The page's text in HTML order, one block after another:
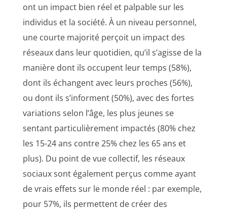
ont un impact bien réel et palpable sur les
individus et la société. À un niveau personnel,
une courte majorité perçoit un impact des
réseaux dans leur quotidien, qu’il s’agisse de la
manière dont ils occupent leur temps (58%),
dont ils échangent avec leurs proches (56%),
ou dont ils s’informent (50%), avec des fortes
variations selon l’âge, les plus jeunes se
sentant particulièrement impactés (80% chez
les 15-24 ans contre 25% chez les 65 ans et
plus). Du point de vue collectif, les réseaux
sociaux sont également perçus comme ayant
de vrais effets sur le monde réel : par exemple,
pour 57%, ils permettent de créer des